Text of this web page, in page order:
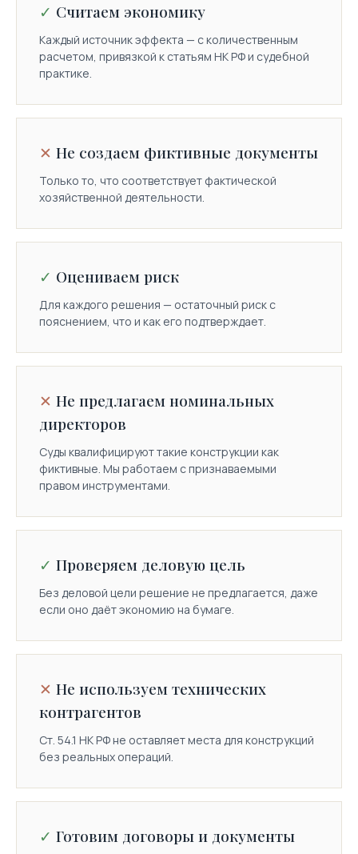
Считаем экономику
Каждый источник эффекта — с количественным
расчетом, привязкой к статьям НК РФ и судебной
практике.
Не создаем фиктивные документы
Только то, что соответствует фактической
хозяйственной деятельности.
Оцениваем риск
Для каждого решения — остаточный риск с
пояснением, что и как его подтверждает.
Не предлагаем номинальных
директоров
Суды квалифицируют такие конструкции как
фиктивные. Мы работаем с признаваемыми
правом инструментами.
Проверяем деловую цель
Без деловой цели решение не предлагается, даже
если оно даёт экономию на бумаге.
Не используем технических
контрагентов
Ст. 54.1 НК РФ не оставляет места для конструкций
без реальных операций.
Готовим договоры и документы
ситуации — бесплатный. На созвоне обозначим
стратегию, бюджет и сроки.
ТЕЛЕФОН
КРАТКО О СИТУАЦИИ
персональных данныхи
ознакомлен(а) сполитикой.
ЗАЯВКА
ЗАЯВКА / ФОРМА 01 ОТВЕТ ЗА 24 ЧАСА
ситуацию —
вернёмся за 24 часа.